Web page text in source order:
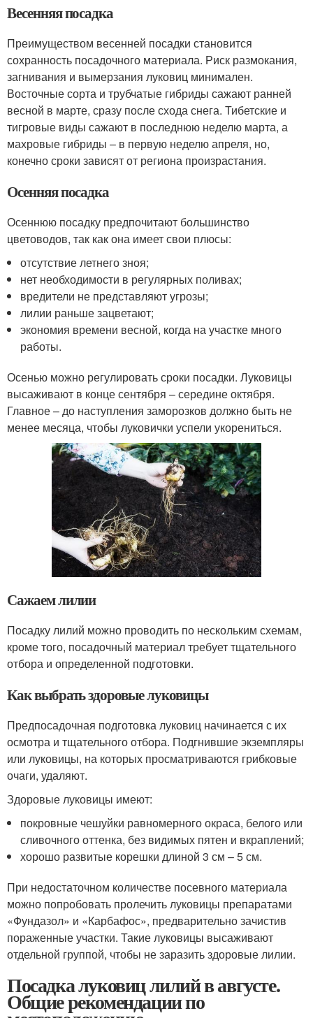
Весенняя посадка
Преимуществом весенней посадки становится
сохранность посадочного материала. Риск размокания,
загнивания и вымерзания луковиц минимален.
Восточные сорта и трубчатые гибриды сажают ранней
весной в марте, сразу после схода снега. Тибетские и
тигровые виды сажают в последнюю неделю марта, а
махровые гибриды – в первую неделю апреля, но,
конечно сроки зависят от региона произрастания.
Осенняя посадка
Осеннюю посадку предпочитают большинство
цветоводов, так как она имеет свои плюсы:
отсутствие летнего зноя;
нет необходимости в регулярных поливах;
вредители не представляют угрозы;
лилии раньше зацветают;
экономия времени весной, когда на участке много
работы.
Осенью можно регулировать сроки посадки. Луковицы
высаживают в конце сентября – середине октября.
Главное – до наступления заморозков должно быть не
менее месяца, чтобы луковички успели укорениться.
Сажаем лилии
Посадку лилий можно проводить по нескольким схемам,
кроме того, посадочный материал требует тщательного
отбора и определенной подготовки.
Как выбрать здоровые луковицы
Предпосадочная подготовка луковиц начинается с их
осмотра и тщательного отбора. Подгнившие экземпляры
или луковицы, на которых просматриваются грибковые
очаги, удаляют.
Здоровые луковицы имеют:
покровные чешуйки равномерного окраса, белого или
сливочного оттенка, без видимых пятен и вкраплений;
хорошо развитые корешки длиной 3 см – 5 см.
При недостаточном количестве посевного материала
можно попробовать пролечить луковицы препаратами
«Фундазол» и «Карбафос», предварительно зачистив
пораженные участки. Такие луковицы высаживают
отдельной группой, чтобы не заразить здоровые лилии.
Посадка луковиц лилий в августе.
Общие рекомендации по